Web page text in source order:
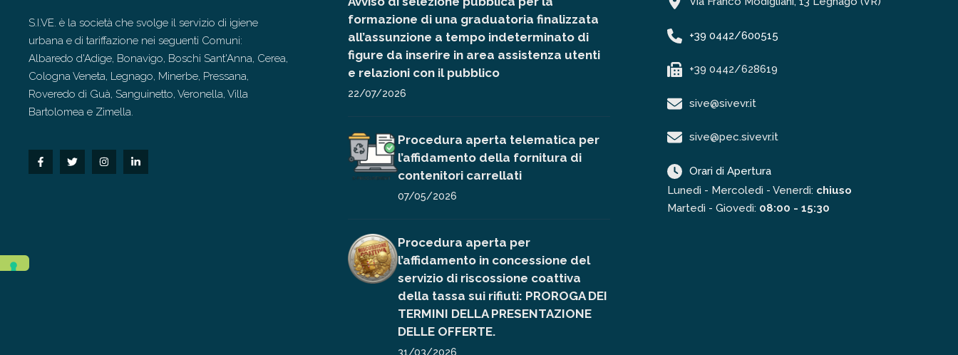
S.I.VE. è la società che svolge il servizio di igiene
urbana e di tariffazione nei seguenti Comuni:
Albaredo d'Adige, Bonavigo, Boschi Sant'Anna, Cerea,
Cologna Veneta, Legnago, Minerbe, Pressana,
Roveredo di Guà, Sanguinetto, Veronella, Villa
Bartolomea e Zimella.
formazione di una graduatoria finalizzata
all’assunzione a tempo indeterminato di
figure da inserire in area assistenza utenti
e relazioni con il pubblico
22/07/2026
Procedura aperta telematica per
l’affidamento della fornitura di
contenitori carrellati
07/05/2026
Procedura aperta per
l’affidamento in concessione del
servizio di riscossione coattiva
della tassa sui rifiuti: PROROGA DEI
TERMINI DELLA PRESENTAZIONE
DELLE OFFERTE.
31/03/2026
+39 0442/600515
+39 0442/628619
sive@sivevr.it
sive@pec.sivevr.it
Orari di Apertura
Lunedì - Mercoledì - Venerdì: chiuso
Martedì - Giovedì: 08:00 - 15:30